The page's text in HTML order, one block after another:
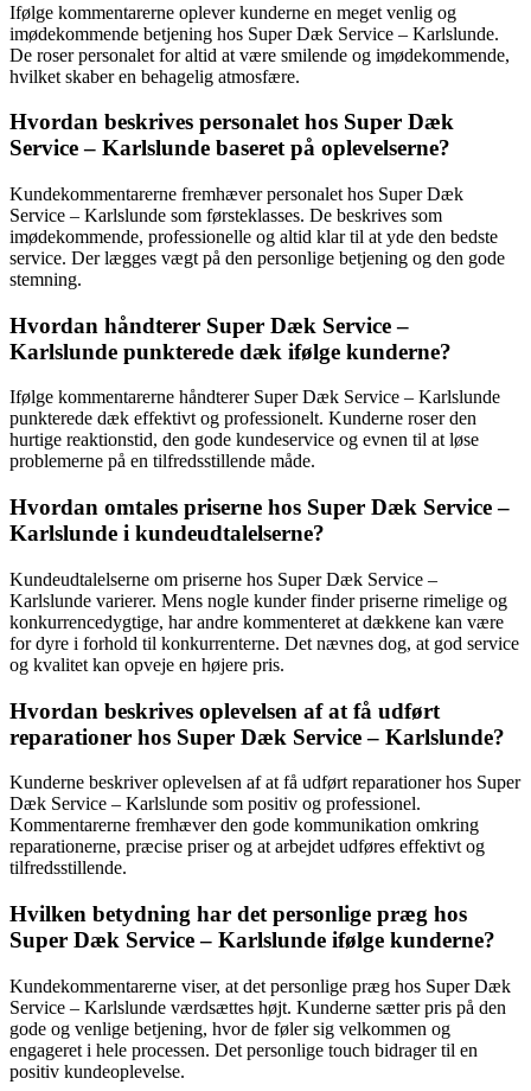
Ifølge kommentarerne oplever kunderne en meget venlig og
imødekommende betjening hos Super Dæk Service – Karlslunde.
De roser personalet for altid at være smilende og imødekommende,
hvilket skaber en behagelig atmosfære.
Hvordan beskrives personalet hos Super Dæk
Service – Karlslunde baseret på oplevelserne?
Kundekommentarerne fremhæver personalet hos Super Dæk
Service – Karlslunde som førsteklasses. De beskrives som
imødekommende, professionelle og altid klar til at yde den bedste
service. Der lægges vægt på den personlige betjening og den gode
stemning.
Hvordan håndterer Super Dæk Service –
Karlslunde punkterede dæk ifølge kunderne?
Ifølge kommentarerne håndterer Super Dæk Service – Karlslunde
punkterede dæk effektivt og professionelt. Kunderne roser den
hurtige reaktionstid, den gode kundeservice og evnen til at løse
problemerne på en tilfredsstillende måde.
Hvordan omtales priserne hos Super Dæk Service –
Karlslunde i kundeudtalelserne?
Kundeudtalelserne om priserne hos Super Dæk Service –
Karlslunde varierer. Mens nogle kunder finder priserne rimelige og
konkurrencedygtige, har andre kommenteret at dækkene kan være
for dyre i forhold til konkurrenterne. Det nævnes dog, at god service
og kvalitet kan opveje en højere pris.
Hvordan beskrives oplevelsen af at få udført
reparationer hos Super Dæk Service – Karlslunde?
Kunderne beskriver oplevelsen af at få udført reparationer hos Super
Dæk Service – Karlslunde som positiv og professionel.
Kommentarerne fremhæver den gode kommunikation omkring
reparationerne, præcise priser og at arbejdet udføres effektivt og
tilfredsstillende.
Hvilken betydning har det personlige præg hos
Super Dæk Service – Karlslunde ifølge kunderne?
Kundekommentarerne viser, at det personlige præg hos Super Dæk
Service – Karlslunde værdsættes højt. Kunderne sætter pris på den
gode og venlige betjening, hvor de føler sig velkommen og
engageret i hele processen. Det personlige touch bidrager til en
positiv kundeoplevelse.